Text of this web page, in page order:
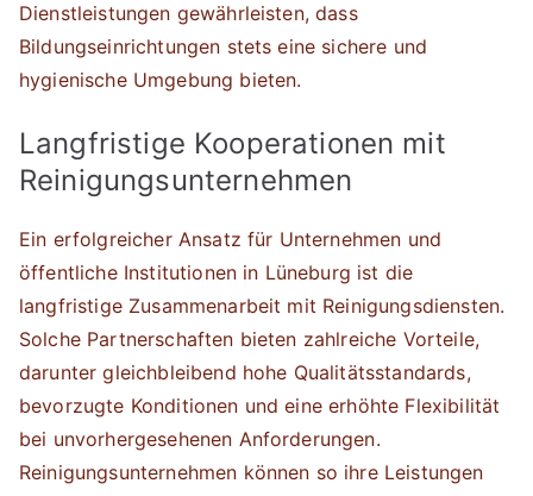
Dienstleistungen gewährleisten, dass
Bildungseinrichtungen stets eine sichere und
hygienische Umgebung bieten.
Langfristige Kooperationen mit
Reinigungsunternehmen
Ein erfolgreicher Ansatz für Unternehmen und
öffentliche Institutionen in Lüneburg ist die
langfristige Zusammenarbeit mit Reinigungsdiensten.
Solche Partnerschaften bieten zahlreiche Vorteile,
darunter gleichbleibend hohe Qualitätsstandards,
bevorzugte Konditionen und eine erhöhte Flexibilität
bei unvorhergesehenen Anforderungen.
Reinigungsunternehmen können so ihre Leistungen